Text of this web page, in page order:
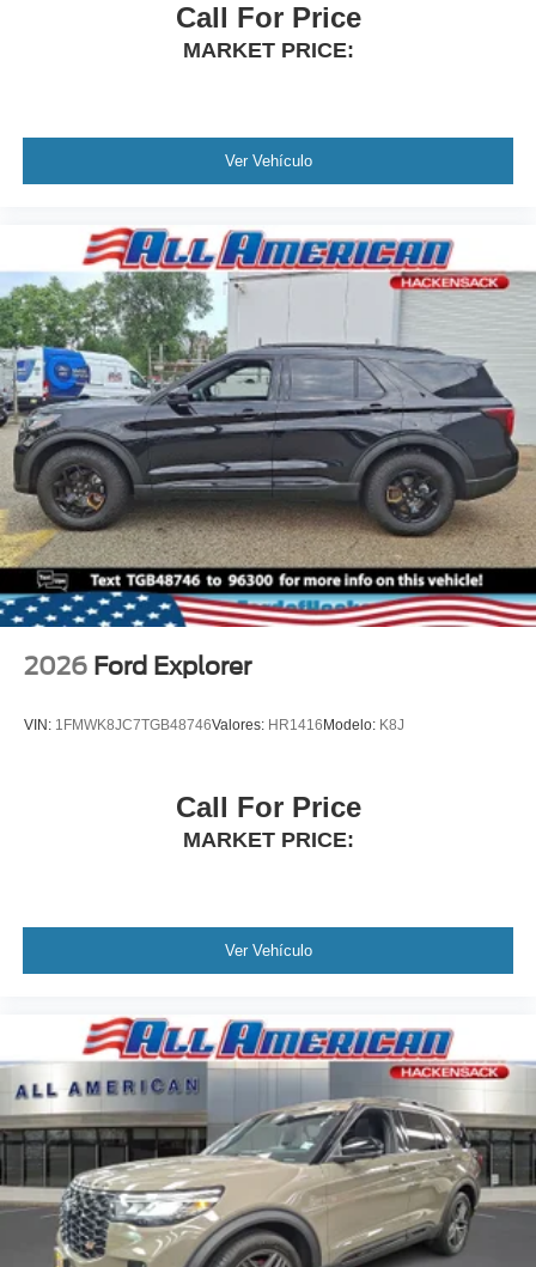
Call For Price
MARKET PRICE:
Ver Vehículo
2026 Ford Explorer
VIN: 1FMWK8JC7TGB48746Valores: HR1416 Modelo: K8J
Call For Price
MARKET PRICE:
Ver Vehículo